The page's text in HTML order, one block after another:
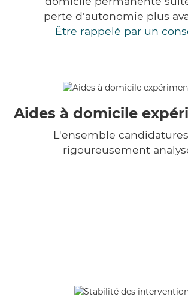
perte d'autonomie plus
Être rappelé par un
Aides à domicile
L'ensemble
rigoureusement